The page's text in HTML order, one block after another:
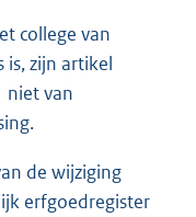
college van
is, zijn artikel
niet van
de wijziging
erfgoedregister